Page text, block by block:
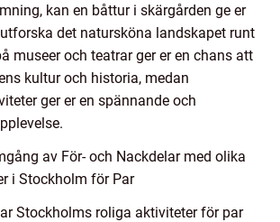
kan en båttur i skärgården ge er
det natursköna landskapet runt
museer och teatrar ger er en chans att
kultur och historia, medan
ger er en spännande och
av För- och Nackdelar med olika
i Stockholm för Par
Stockholms roliga aktiviteter för par